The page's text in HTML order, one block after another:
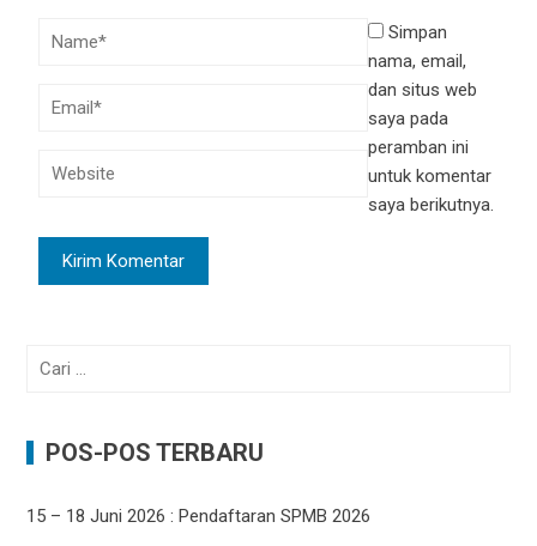
Simpan
nama, email,
dan situs web
saya pada
peramban ini
untuk komentar
saya berikutnya.
Cari
POS-POS TERBARU
15 – 18 Juni 2026 : Pendaftaran SPMB 2026